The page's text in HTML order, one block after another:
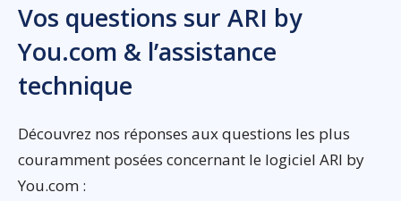
Vos questions sur ARI by
You.com & l’assistance
technique
Découvrez nos réponses aux questions les plus
couramment posées concernant le logiciel ARI by
You.com :